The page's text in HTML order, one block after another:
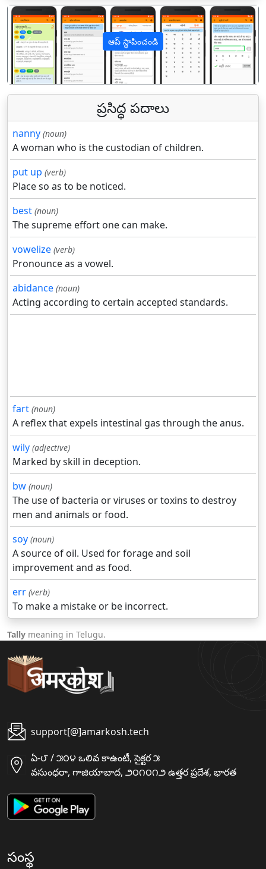
ఆప్ స్థాపించండి
पिछला
ప్రసిద్ధ పదాలు
nanny (noun)
A woman who is the custodian of children.
put up (verb)
Place so as to be noticed.
best (noun)
The supreme effort one can make.
vowelize (verb)
Pronounce as a vowel.
abidance (noun)
Acting according to certain accepted standards.
fart (noun)
A reflex that expels intestinal gas through the anus.
wily (adjective)
Marked by skill in deception.
bw (noun)
The use of bacteria or viruses or toxins to destroy
men and animals or food.
soy (noun)
A source of oil. Used for forage and soil
improvement and as food.
err (verb)
To make a mistake or be incorrect.
Tally meaning in Telugu.
support[@]amarkosh.tech
ఏ-౮ / ౫౦౪ ఒలివ కాఉంటీ, సైక్టర ౫
వసుంధరా, గాజియాబాద, ౨౦౧౦౧౨ ఉత్తర ప్రదేశ, భారత
సంస్థ